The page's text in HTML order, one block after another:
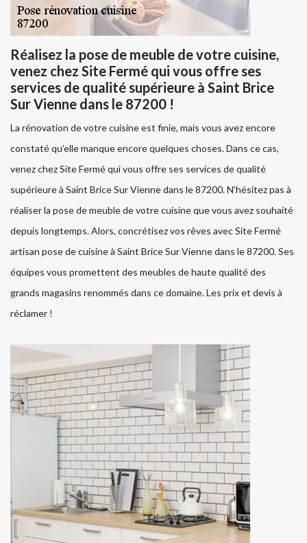
Réalisez la pose de meuble de votre cuisine,
venez chez Site Fermé qui vous offre ses
services de qualité supérieure à Saint Brice
Sur Vienne dans le 87200 !
La rénovation de votre cuisine est finie, mais vous avez encore
constaté qu’elle manque encore quelques choses. Dans ce cas,
venez chez Site Fermé qui vous offre ses services de qualité
supérieure à Saint Brice Sur Vienne dans le 87200. N’hésitez pas à
réaliser la pose de meuble de votre cuisine que vous avez souhaité
depuis longtemps. Alors, concrétisez vos rêves avec Site Fermé
artisan pose de cuisine à Saint Brice Sur Vienne dans le 87200. Ses
équipes vous promettent des meubles de haute qualité des
grands magasins renommés dans ce domaine. Les prix et devis à
réclamer !